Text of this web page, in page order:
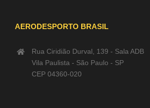
AERODESPORTO BRASIL
Rua Ciridião Durval, 139 - Sala ADB
Vila Paulista - São Paulo - SP
CEP 04360-020